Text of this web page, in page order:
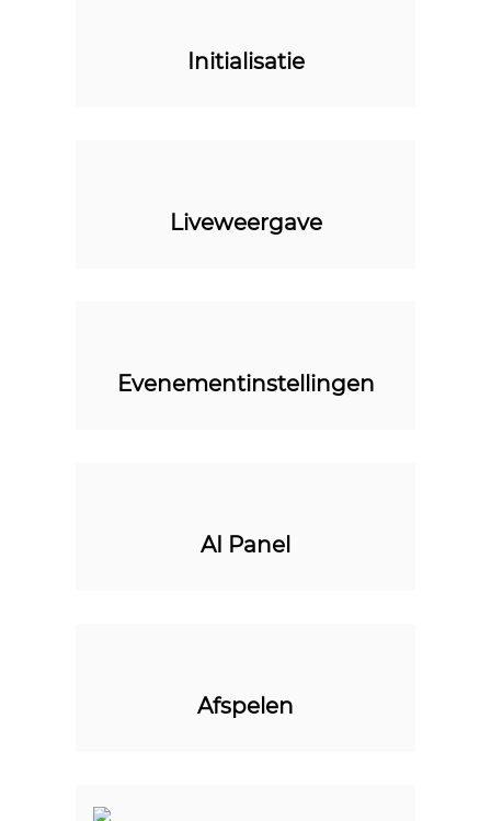
Initialisatie
Liveweergave
Evenementinstellingen
AI Panel
Afspelen